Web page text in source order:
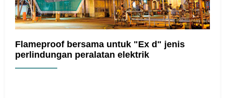
Flameproof bersama untuk "Ex d" jenis
perlindungan peralatan elektrik